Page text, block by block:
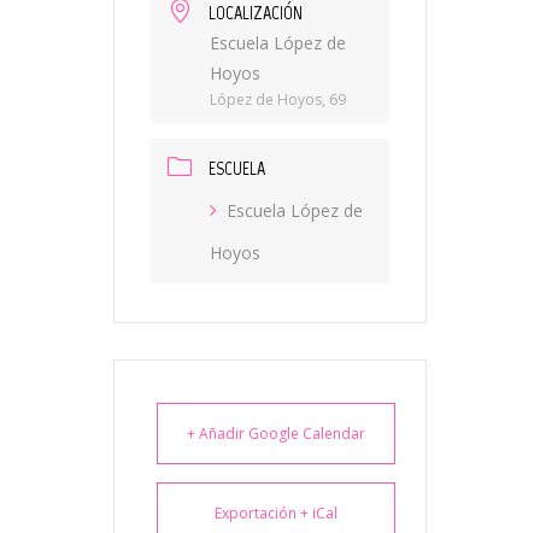
LOCALIZACIÓN
Escuela López de
Hoyos
López de Hoyos, 69
ESCUELA
Escuela López de
Hoyos
+ Añadir Google Calendar
Exportación + iCal